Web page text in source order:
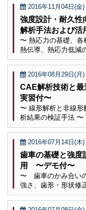
2016年11月04日(金)
強度設計・耐久性
解析手法および
〜 熱応力の基礎、各
熱伝導、熱応力低減
2016年08月29日(月)
CAE解析技術と
実習付〜
〜 線形解析と非線
析結果の検証手法 〜
2016年07月14日(木)
歯車の基礎と強度
用 〜デモ付〜
〜 歯車のかみ合い
強さ、歯形・形状修